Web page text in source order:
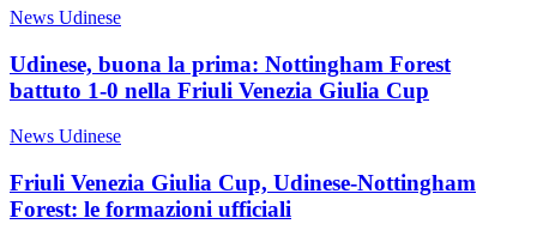
News Udinese
Udinese, buona la prima: Nottingham Forest
battuto 1-0 nella Friuli Venezia Giulia Cup
News Udinese
Friuli Venezia Giulia Cup, Udinese-Nottingham
Forest: le formazioni ufficiali